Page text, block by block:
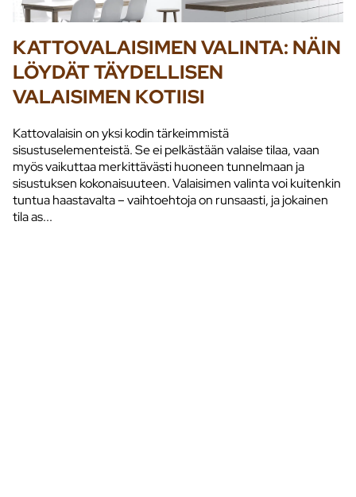
KATTOVALAISIMEN VALINTA: NÄIN
LÖYDÄT TÄYDELLISEN
VALAISIMEN KOTIISI
Kattovalaisin on yksi kodin tärkeimmistä
sisustuselementeistä. Se ei pelkästään valaise tilaa, vaan
myös vaikuttaa merkittävästi huoneen tunnelmaan ja
sisustuksen kokonaisuuteen. Valaisimen valinta voi kuitenkin
tuntua haastavalta – vaihtoehtoja on runsaasti, ja jokainen
tila as...